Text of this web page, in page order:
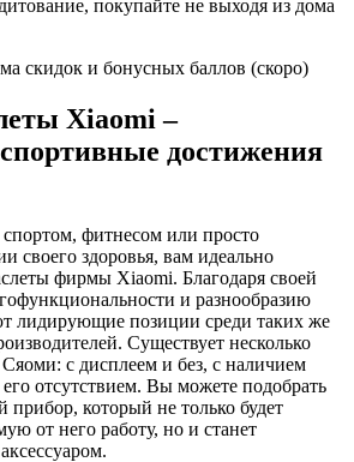
покупайте не выходя из дома
скидок и бонусных баллов (скоро)
Xiaomi –
достижения
фитнесом или просто
своего здоровья, вам идеально
фирмы Xiaomi. Благодаря своей
и разнообразию
лидирующие позиции среди таких же
Существует несколько
Сяоми: с дисплеем и без, с наличием
отсутствием. Вы можете подобрать
прибор, который не только будет
от него работу, но и станет